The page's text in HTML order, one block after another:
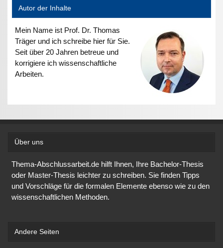
Autor der Inhalte
Mein Name ist Prof. Dr. Thomas
Träger und ich schreibe hier für Sie.
Seit über 20 Jahren betreue und
korrigiere ich wissenschaftliche
Arbeiten.
Über uns
Thema-Abschlussarbeit.de hilft Ihnen, Ihre Bachelor-Thesis
oder Master-Thesis leichter zu schreiben. Sie finden Tipps
und Vorschläge für die formalen Elemente ebenso wie zu den
wissenschaftlichen Methoden.
Andere Seiten